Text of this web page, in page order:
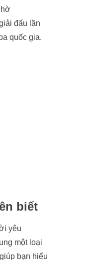
đấu lần
quốc gia.
biết
yêu
một loại
bạn hiểu